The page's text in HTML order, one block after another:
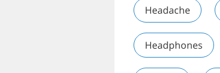
Headache
Headphones